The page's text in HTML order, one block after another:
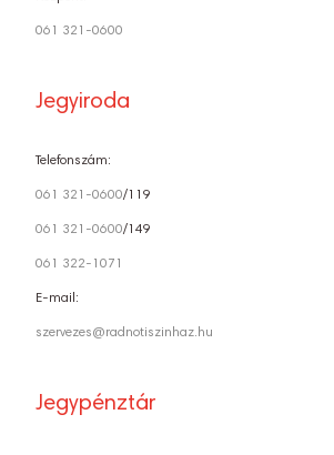
061 321-0600
Jegyiroda
Telefonszám:
061 321-0600/119
061 321-0600/149
061 322-1071
E-mail:
szervezes@radnotiszinhaz.hu
Jegypénztár